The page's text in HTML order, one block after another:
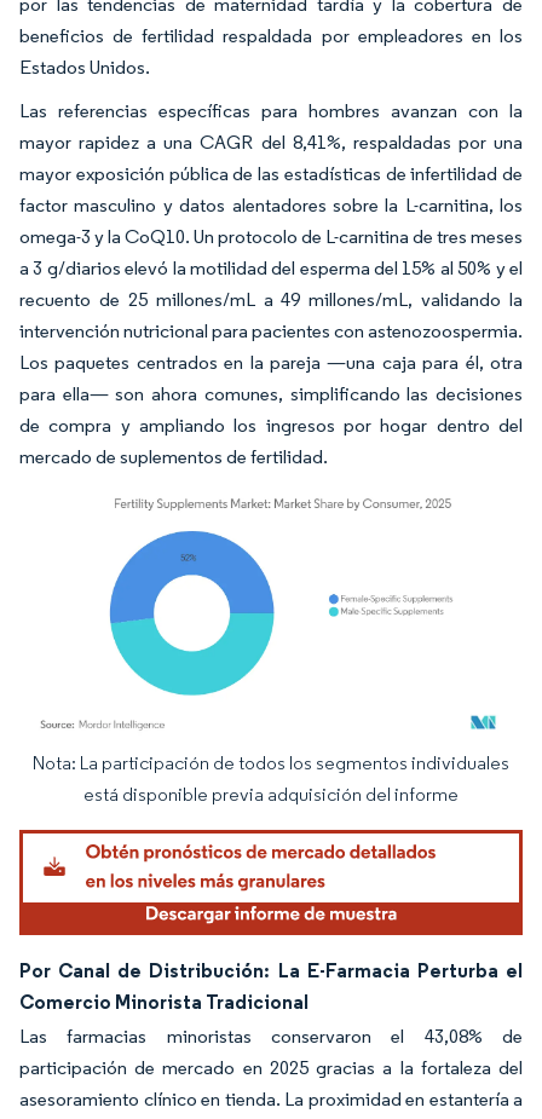
beneficios de fertilidad respaldada por empleadores en los
Estados Unidos.
Las referencias específicas para hombres avanzan con la
mayor rapidez a una CAGR del 8,41%, respaldadas por una
mayor exposición pública de las estadísticas de infertilidad de
factor masculino y datos alentadores sobre la L-carnitina, los
omega-3 y la CoQ10. Un protocolo de L-carnitina de tres meses
a 3 g/diarios elevó la motilidad del esperma del 15% al 50% y el
recuento de 25 millones/mL a 49 millones/mL, validando la
intervención nutricional para pacientes con astenozoospermia.
Los paquetes centrados en la pareja —una caja para él, otra
para ella— son ahora comunes, simplificando las decisiones
de compra y ampliando los ingresos por hogar dentro del
mercado de suplementos de fertilidad.
Imagen © Mordor Intelligence. El uso requiere atribución según CC BY 4.0.
Nota: La participación de todos los segmentos individuales
está disponible previa adquisición del informe
Por Canal de Distribución: La E-Farmacia Perturba el
Comercio Minorista Tradicional
Las farmacias minoristas conservaron el 43,08% de
participación de mercado en 2025 gracias a la fortaleza del
asesoramiento clínico en tienda. La proximidad en estantería a